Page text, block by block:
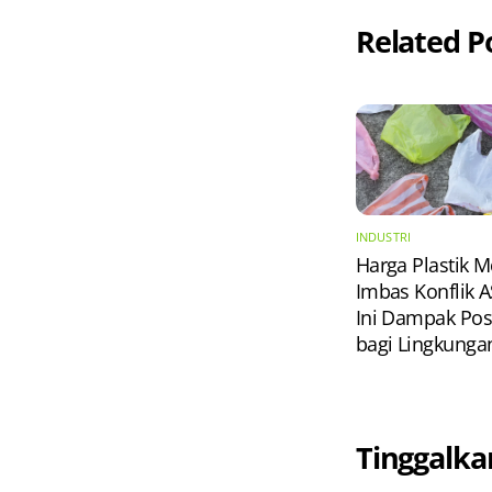
Related
INDUSTRI
Harga Plastik
Imbas Konflik
Ini Dampak
bagi